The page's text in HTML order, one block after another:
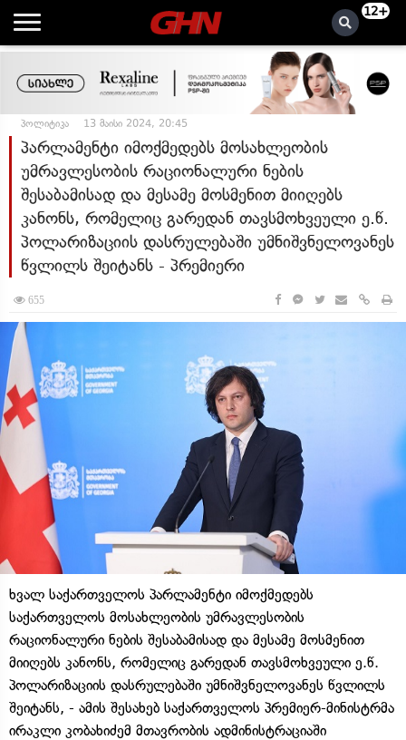
12+
პოლიტიკა 13 მაისი 2024, 20:45
პარლამენტი იმოქმედებს მოსახლეობის
უმრავლესობის რაციონალური ნების
შესაბამისად და მესამე მოსმენით მიიღებს
კანონს, რომელიც გარედან თავსმოხვეული ე.წ.
პოლარიზაციის დასრულებაში უმნიშვნელოვანეს
წვლილს შეიტანს - პრემიერი
655
ხვალ საქართველოს პარლამენტი იმოქმედებს
საქართველოს მოსახლეობის უმრავლესობის
რაციონალური ნების შესაბამისად და მესამე მოსმენით
მიიღებს კანონს, რომელიც გარედან თავსმოხვეული ე.წ.
პოლარიზაციის დასრულებაში უმნიშვნელოვანეს წვლილს
შეიტანს, - ამის შესახებ საქართველოს პრემიერ-მინისტრმა
ირაკლი კობახიძემ მთავრობის ადმინისტრაციაში